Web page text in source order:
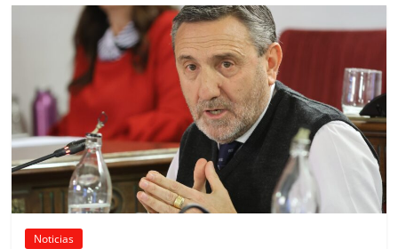
Noticias